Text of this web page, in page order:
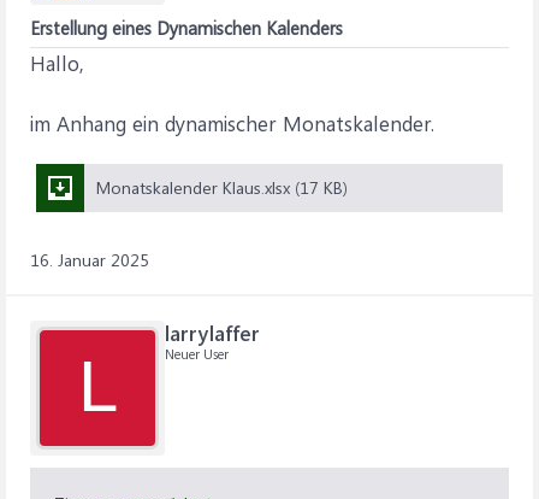
Erstellung eines Dynamischen Kalenders
Hallo,
im Anhang ein dynamischer Monatskalender.
Monatskalender Klaus.xlsx (17 KB)
16. Januar 2025
L
larrylaffer
Neuer User